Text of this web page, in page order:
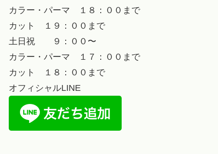
カラー・パーマ １８：００まで
カット １９：００まで
土日祝 ９：００〜
カラー・パーマ １７：００まで
カット １８：００まで
オフィシャルLINE